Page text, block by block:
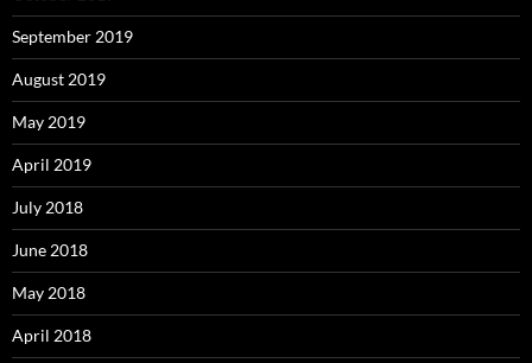
September 2019
August 2019
May 2019
April 2019
July 2018
June 2018
May 2018
April 2018